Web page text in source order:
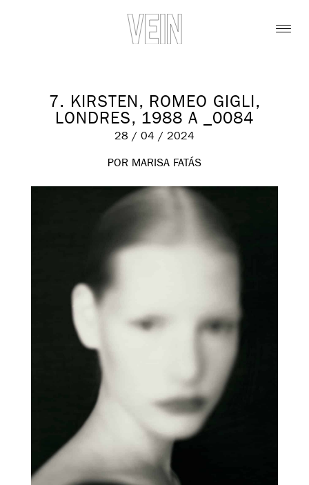
7. KIRSTEN, ROMEO GIGLI,
LONDRES, 1988 A _0084
28 / 04 / 2024
POR MARISA FATÁS